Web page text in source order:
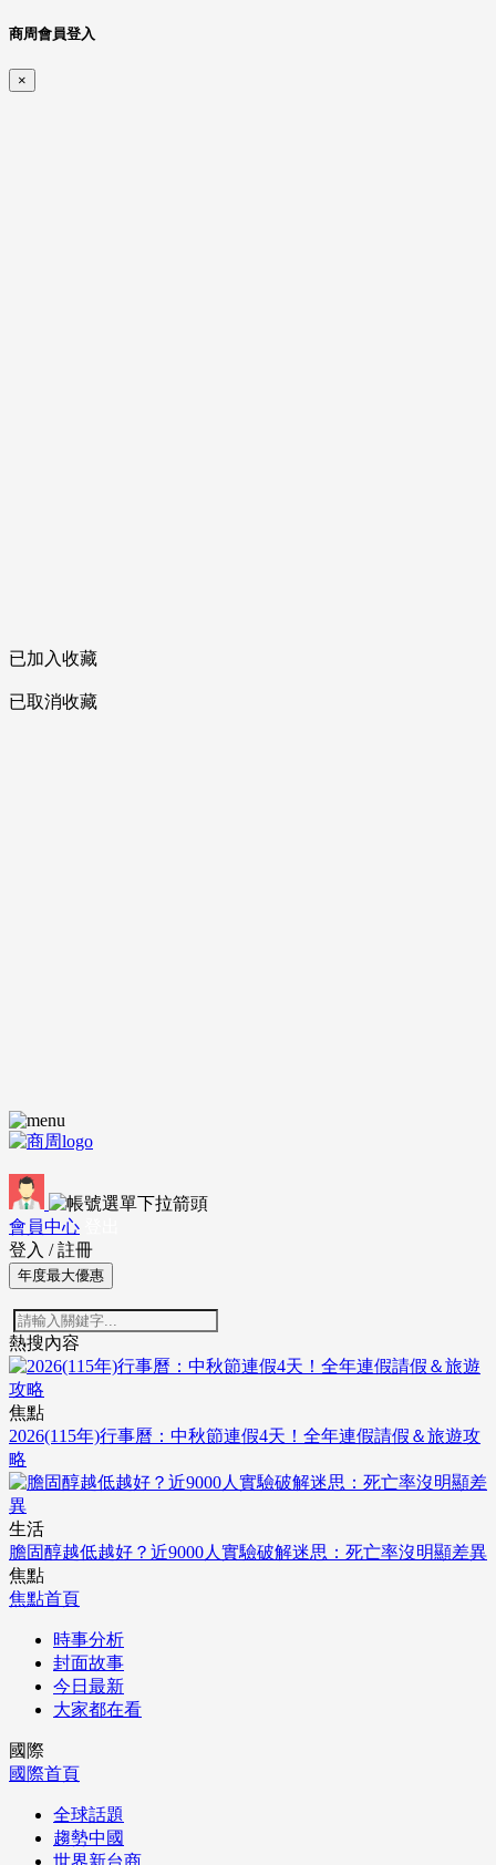
商周會員登入
×
已加入收藏
已取消收藏
會員中心
登入 / 註冊
年度最大優惠
熱搜內容
焦點
2026(115年)行事曆：中秋節連假4天！全年連假請假＆旅遊攻
略
生活
膽固醇越低越好？近9000人實驗破解迷思：死亡率沒明顯差異
焦點
焦點首頁
時事分析
封面故事
今日最新
大家都在看
國際
國際首頁
全球話題
趨勢中國
世界新台商